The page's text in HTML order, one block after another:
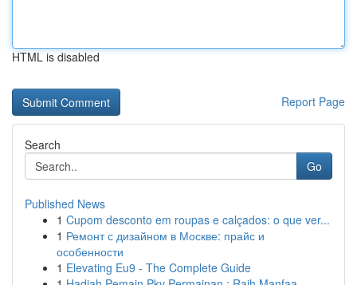
HTML is disabled
Report Page
Search
Go
Published News
1 Cupom desconto em roupas e calçados: o que ver...
1 Ремонт с дизайном в Москве: прайс и
особенности
1 Elevating Eu9 - The Complete Guide